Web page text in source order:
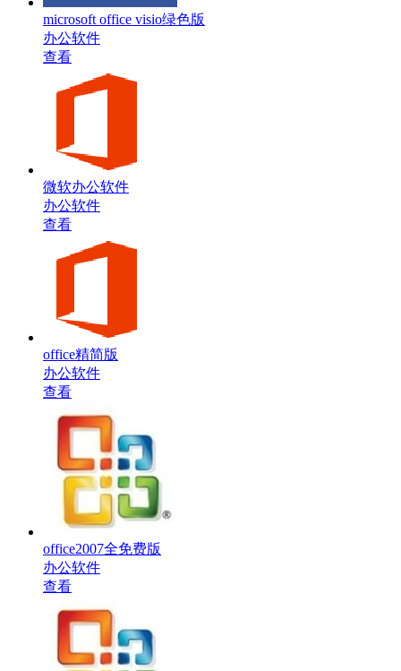
microsoft office visio绿色版
办公软件
查看
微软办公软件
办公软件
查看
office精简版
办公软件
查看
office2007全免费版
办公软件
查看